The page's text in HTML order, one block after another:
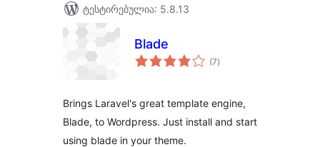
ტესტირებულია: 5.8.13
Blade
(7საერთო
რეიტინგი
)
Brings Laravel's great template engine,
Blade, to Wordpress. Just install and start
using blade in your theme.